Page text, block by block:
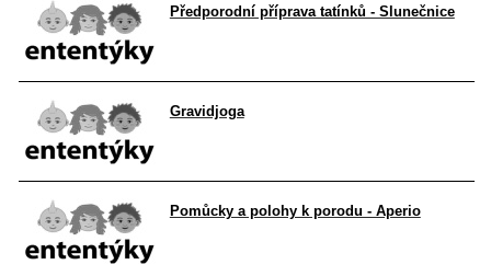
Předporodní příprava tatínků - Slunečnice
Gravidjoga
Pomůcky a polohy k porodu - Aperio